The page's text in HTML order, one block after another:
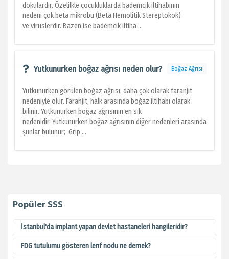
dokulardır. Özelilkle çocukluklarda bademcik iltihabının
nedeni çok beta mikrobu (Beta Hemolitik Stereptokok)
ve virüslerdir. Bazen ise bademcik iltiha ...
Yutkunurken boğaz ağrısı neden olur? Boğaz Ağrısı
Yutkunurken görülen boğaz ağrısı, daha çok olarak faranjit
nedeniyle olur. Faranjit, halk arasında boğaz iltihabı olarak
bilinir. Yutkunurken boğaz ağrısının en sık
nedenidir. Yutkunurken boğaz ağrısının diğer nedenleri arasında
şunlar bulunur; Grip ...
Popüler SSS
İstanbul'da implant yapan devlet hastaneleri hangileridir?
FDG tutulumu gösteren lenf nodu ne demek?